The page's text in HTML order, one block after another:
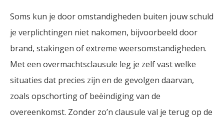
Soms kun je door omstandigheden buiten jouw schuld
je verplichtingen niet nakomen, bijvoorbeeld door
brand, stakingen of extreme weersomstandigheden.
Met een overmachtsclausule leg je zelf vast welke
situaties dat precies zijn en de gevolgen daarvan,
zoals opschorting of beëindiging van de
overeenkomst. Zonder zo’n clausule val je terug op de